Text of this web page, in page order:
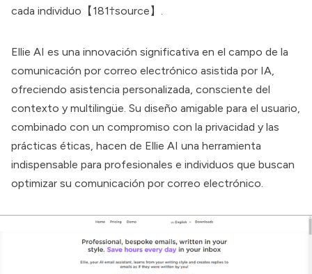
cada individuo【181†source】.
Ellie AI es una innovación significativa en el campo de la
comunicación por correo electrónico asistida por IA,
ofreciendo asistencia personalizada, consciente del
contexto y multilingüe. Su diseño amigable para el usuario,
combinado con un compromiso con la privacidad y las
prácticas éticas, hacen de Ellie AI una herramienta
indispensable para profesionales e individuos que buscan
optimizar su comunicación por correo electrónico.